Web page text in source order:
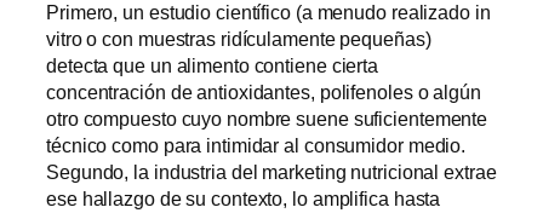
Primero, un estudio científico (a menudo realizado in
vitro o con muestras ridículamente pequeñas)
detecta que un alimento contiene cierta
concentración de antioxidantes, polifenoles o algún
otro compuesto cuyo nombre suene suficientemente
técnico como para intimidar al consumidor medio.
Segundo, la industria del marketing nutricional extrae
ese hallazgo de su contexto, lo amplifica hasta